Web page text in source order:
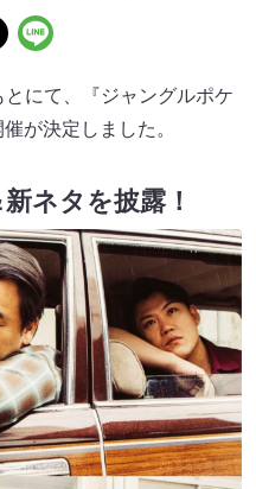
にて、『ジャングルポケ
が決定しました。
ネタを披露！